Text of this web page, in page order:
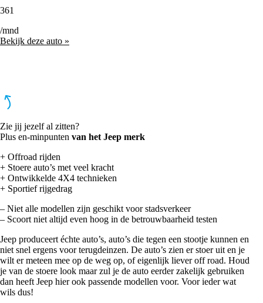
361
/mnd
Bekijk deze auto »
Zie jij jezelf al zitten?
Plus en-minpunten van het Jeep merk
+ Offroad rijden
+ Stoere auto’s met veel kracht
+ Ontwikkelde 4X4 technieken
+ Sportief rijgedrag
– Niet alle modellen zijn geschikt voor stadsverkeer
– Scoort niet altijd even hoog in de betrouwbaarheid testen
Jeep produceert échte auto’s, auto’s die tegen een stootje kunnen en
niet snel ergens voor terugdeinzen. De auto’s zien er stoer uit en je
wilt er meteen mee op de weg op, of eigenlijk liever off road. Houd
je van de stoere look maar zul je de auto eerder zakelijk gebruiken
dan heeft Jeep hier ook passende modellen voor. Voor ieder wat
wils dus!